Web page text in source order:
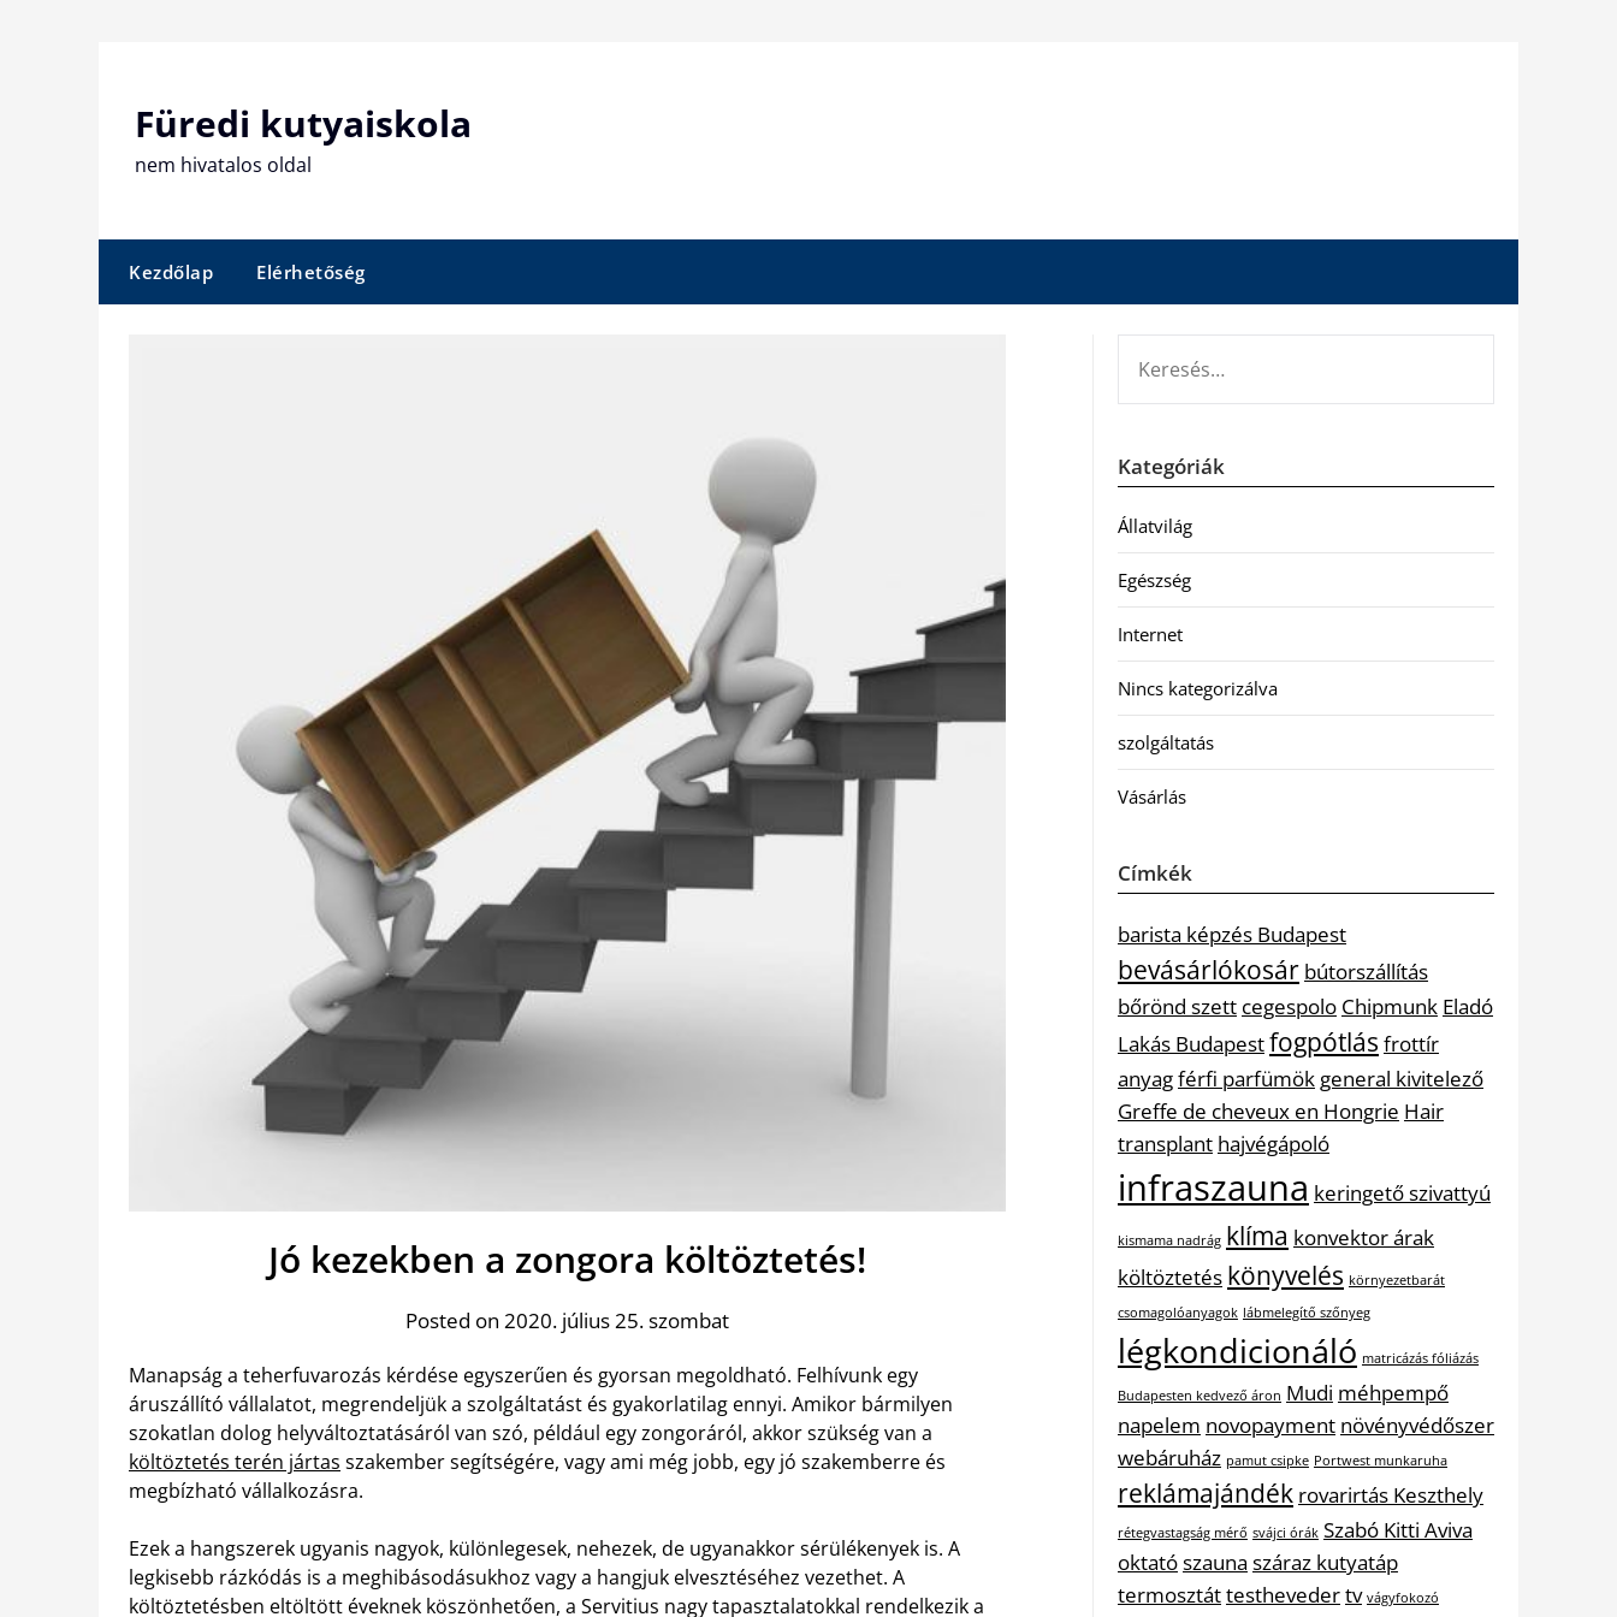
Füredi kutyaiskola
nem hivatalos oldal
Kezdőlap Elérhetőség
Jó kezekben a zongora költöztetés!
Posted on 2020. július 25. szombat
Manapság a teherfuvarozás kérdése egyszerűen és gyorsan megoldható. Felhívunk egy
áruszállító vállalatot, megrendeljük a szolgáltatást és gyakorlatilag ennyi. Amikor bármilyen
szokatlan dolog helyváltoztatásáról van szó, például egy zongoráról, akkor szükség van a
költöztetés terén jártas szakember segítségére, vagy ami még jobb, egy jó szakemberre és
megbízható vállalkozásra.
Ezek a hangszerek ugyanis nagyok, különlegesek, nehezek, de ugyanakkor sérülékenyek is. A
legkisebb rázkódás is a meghibásodásukhoz vagy a hangjuk elvesztéséhez vezethet. A
költöztetésben eltöltött éveknek köszönhetően, a Servitius nagy tapasztalatokkal rendelkezik a
Kategóriák
Állatvilág
Egészség
Internet
Nincs kategorizálva
szolgáltatás
Vásárlás
Címkék
barista képzés Budapest
bevásárlókosár bútorszállítás
bőrönd szett cegespolo Chipmunk Eladó
Lakás Budapestfogpótlás frottír
anyagférfi parfümök general kivitelező
Greffe de cheveux en Hongrie Hair
transplant hajvégápoló
infraszauna keringető szivattyú
kismama nadrág klíma konvektor árak
költöztetés könyvelés környezetbarát
csomagolóanyagok lábmelegítő szőnyeg
légkondicionáló matricázás fóliázás
Budapesten kedvező áron Mudi méhpempő
napelem novopayment növényvédőszer
webáruház pamut csipke Portwest munkaruha
reklámajándék rovarirtás Keszthely
rétegvastagság mérő svájci órák Szabó Kitti Aviva
oktatószauna száraz kutyatáp
termosztáttesthevedertv vágyfokozó